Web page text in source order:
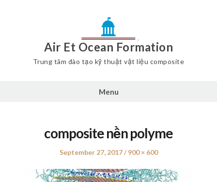
Air Et Ocean Formation
Trung tâm đào tạo kỹ thuật vật liệu composite
Menu
composite nền polyme
Posted
September 27, 2017
Full
900 × 600